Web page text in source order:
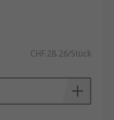
CHF.28.26/Stück